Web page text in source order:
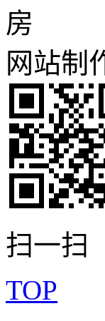
房
网站制
扫一扫
TOP